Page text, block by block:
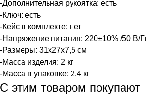
-Дополнительная рукоятка: есть
-Ключ: есть
-Кейс в комплекте: нет
-Напряжение питания: 220±10% /50 В/
-Размеры: 31x27x7,5 см
-Масса изделия: 2 кг
-Масса в упаковке: 2,4 кг
С этим товаром покупают